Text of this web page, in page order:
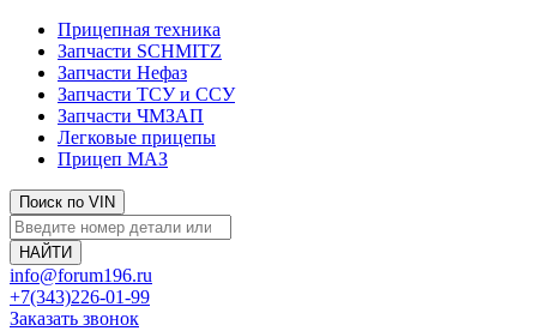
Прицепная техника
Запчасти SCHMITZ
Запчасти Нефаз
Запчасти ТСУ и ССУ
Запчасти ЧМЗАП
Легковые прицепы
Прицеп МАЗ
Поиск по VIN
info@forum196.ru
+7(343)226-01-99
Заказать звонок